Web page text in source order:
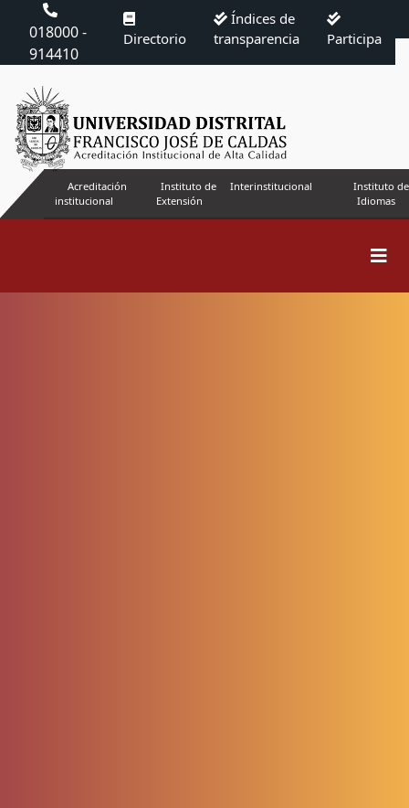
018000 -
914410
Directorio
Índices de
transparencia
Participa
Acreditación
institucional
Instituto de
Extensión
Interinstitucional
Instituto de
Idiomas